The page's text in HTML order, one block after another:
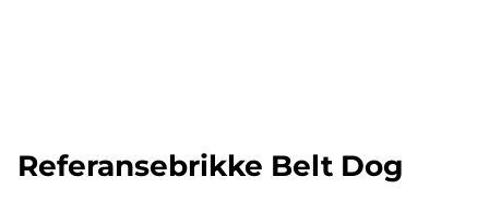
Referansebrikke Belt Dog